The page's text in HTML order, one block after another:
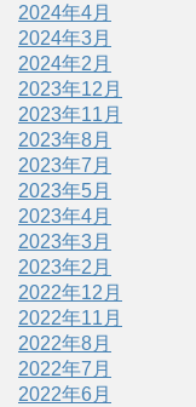
2024年4月
2024年3月
2024年2月
2023年12月
2023年11月
2023年8月
2023年7月
2023年5月
2023年4月
2023年3月
2023年2月
2022年12月
2022年11月
2022年8月
2022年7月
2022年6月